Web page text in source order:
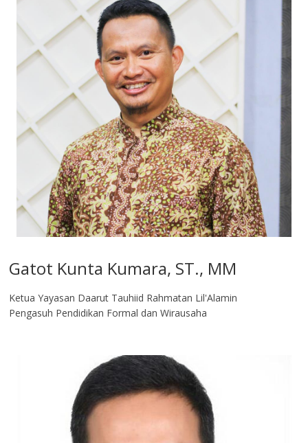
Gatot Kunta Kumara, ST., MM
Ketua Yayasan Daarut Tauhiid Rahmatan Lil'Alamin
Pengasuh Pendidikan Formal dan Wirausaha